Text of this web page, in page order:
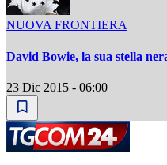
NUOVA FRONTIERA
David Bowie, la sua stella
23 Dic 2015 - 06:00